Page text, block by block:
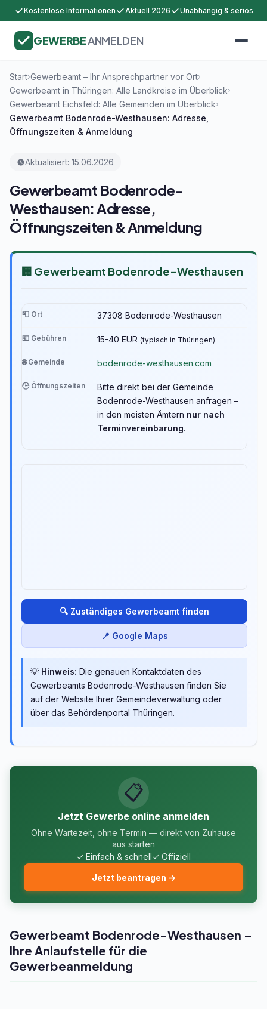
Kostenlose Informationen Aktuell 2026 Unabhängig & seriös
GEWERBEANMELDEN
Start›Gewerbeamt – Ihr Ansprechpartner vor Ort›
Gewerbeamt in Thüringen: Alle Landkreise im Überblick›
Gewerbeamt Eichsfeld: Alle Gemeinden im Überblick›
Gewerbeamt Bodenrode-Westhausen: Adresse,
Öffnungszeiten & Anmeldung
Aktualisiert: 15.06.2026
Gewerbeamt Bodenrode-
Westhausen: Adresse,
Öffnungszeiten & Anmeldung
🏢 Gewerbeamt Bodenrode-Westhausen
📮 Ort 37308 Bodenrode-Westhausen
💶 Gebühren 15-40 EUR (typisch in Thüringen)
🌐 Gemeinde bodenrode-westhausen.com
🕒 Öffnungszeiten
Bitte direkt bei der Gemeinde
Bodenrode-Westhausen anfragen –
in den meisten Ämtern nur nach
Terminvereinbarung.
🔍 Zuständiges Gewerbeamt finden
📍 Google Maps
💡 Hinweis: Die genauen Kontaktdaten des
Gewerbeamts Bodenrode-Westhausen finden Sie
auf der Website Ihrer Gemeindeverwaltung oder
über das Behördenportal Thüringen.
📋
Jetzt Gewerbe online anmelden
Ohne Wartezeit, ohne Termin — direkt von Zuhause
aus starten
✓ Einfach & schnell✓ Offiziell
Jetzt beantragen →
Gewerbeamt Bodenrode-Westhausen –
Ihre Anlaufstelle für die
Gewerbeanmeldung